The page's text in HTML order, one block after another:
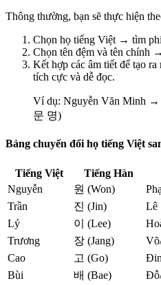
Thông thường, bạn sẽ thực hiện
Chọn họ tiếng Việt → tìm
Chọn tên đệm và tên chính
Kết hợp các âm tiết để tạo
tích cực và dễ đọc.
Ví dụ: Nguyễn Văn Minh →
문 명)
Bảng chuyển đổi họ tiếng Việt
Tiếng Việt Tiếng Hàn
Nguyễn
원 (Won)
Trần
진 (Jin) Lê
Lý
이 (Lee)
Trương
장 (Jang)
Cao
고 (Go)
Bùi
배 (Bae)